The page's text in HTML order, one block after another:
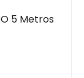
5 Metros